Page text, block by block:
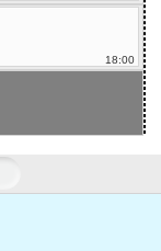
18:00